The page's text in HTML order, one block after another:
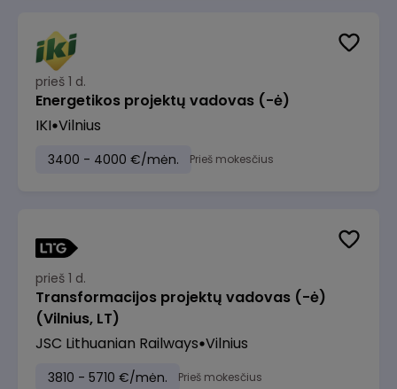
prieš 1 d.
Energetikos projektų vadovas (-ė)
IKI Vilnius
3400 - 4000 €/mėn. Prieš mokesčius
prieš 1 d.
Transformacijos projektų vadovas (-ė)
(Vilnius, LT)
JSC Lithuanian Railways Vilnius
3810 - 5710 €/mėn. Prieš mokesčius